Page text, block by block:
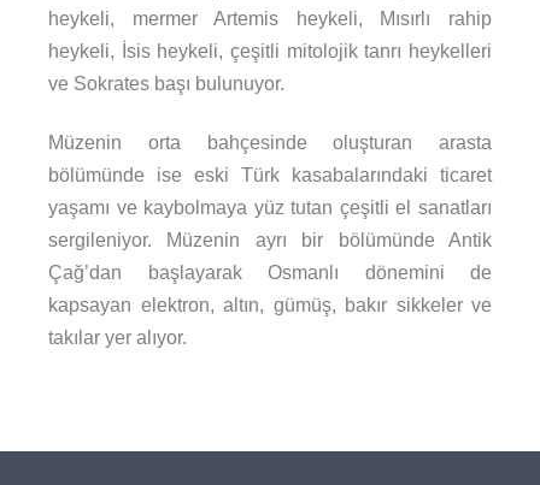
heykeli, mermer Artemis heykeli, Mısırlı rahip
heykeli, İsis heykeli, çeşitli mitolojik tanrı heykelleri
ve Sokrates başı bulunuyor.
Müzenin orta bahçesinde oluşturan arasta
bölümünde ise eski Türk kasabalarındaki ticaret
yaşamı ve kaybolmaya yüz tutan çeşitli el sanatları
sergileniyor. Müzenin ayrı bir bölümünde Antik
Çağ’dan başlayarak Osmanlı dönemini de
kapsayan elektron, altın, gümüş, bakır sikkeler ve
takılar yer alıyor.